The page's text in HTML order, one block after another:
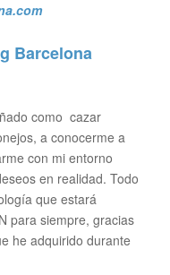
Barcelona
como cazar
a conocerme a
con mi entorno
en realidad. Todo
que estará
para siempre, gracias
he adquirido durante